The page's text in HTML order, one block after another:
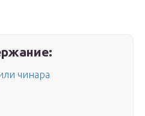
чинара